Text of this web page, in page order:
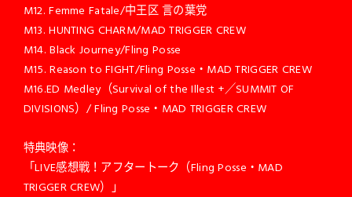
M12. Femme Fatale/中王区 言の葉党
M13. HUNTING CHARM/MAD TRIGGER CREW
M14. Black Journey/Fling Posse
M15. Reason to FIGHT/Fling Posse・MAD TRIGGER CREW
M16.ED Medley（Survival of the Illest +／SUMMIT OF
DIVISIONS）/ Fling Posse・MAD TRIGGER CREW
特典映像：
「LIVE感想戦！アフタートーク（Fling Posse・MAD
TRIGGER CREW）」